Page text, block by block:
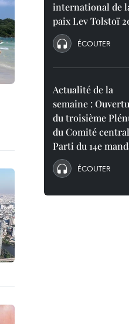
international de
paix Lev Tolstoï
ÉCOUTER
Actualité de la
semaine :
du troisième
du Comité
Parti du 14e
ÉCOUTER